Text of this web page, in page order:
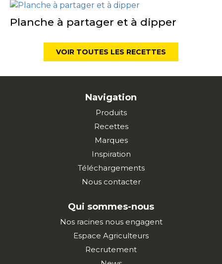
Planche à partager et à dipper
VOIR TOUTES LES RECETTES
Navigation
Produits
Recettes
Marques
Inspiration
Téléchargements
Nous contacter
Qui sommes-nous
Nos racines nous engagent
Espace Agriculteurs
Recrutement